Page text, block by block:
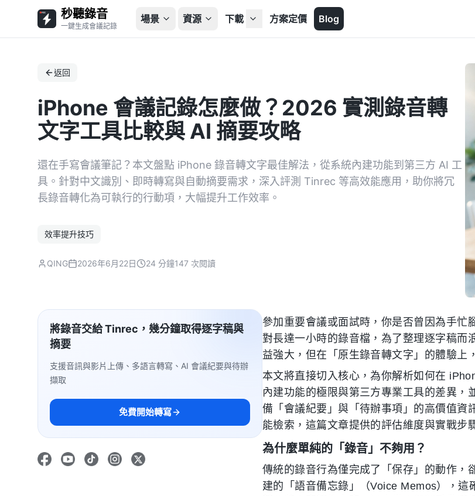
秒聽錄音
一鍵生成會議記錄
場景 資源 下載 方案定價 Blog
返回
iPhone 會議記錄怎麼做？2026 實測錄音轉
文字工具比較與 AI 摘要攻略
還在手寫會議筆記？本文盤點 iPhone 錄音轉文字最佳解法，從系統內建功能到第三方 AI 工
具。針對中文識別、即時轉寫與自動摘要需求，深入評測 Tinrec 等高效能應用，助你將冗
長錄音轉化為可執行的行動項，大幅提升工作效率。
效率提升技巧
QING 2026年6月22日 24 分鐘147 次閱讀
將錄音交給 Tinrec，幾分鐘取得逐字稿與
摘要
支援音訊與影片上傳、多語言轉寫、AI 會議紀要與待辦
擷取
免費開始轉寫
參加重要會議或面試時，你是否曾因為手忙
對長達一小時的錄音檔，為了整理逐字稿而
益強大，但在「原生錄音轉文字」的體驗上
本文將直接切入核心，為你解析如何在
內建功能的極限與第三方專業工具的差異
備「會議紀要」與「待辦事項」的高價值資
能檢索，這篇文章提供的評估維度與實戰步
為什麼單純的「錄音」不夠用？
傳統的錄音行為僅完成了「保存」的動作，
建的「語音備忘錄」（Voice Memos），這